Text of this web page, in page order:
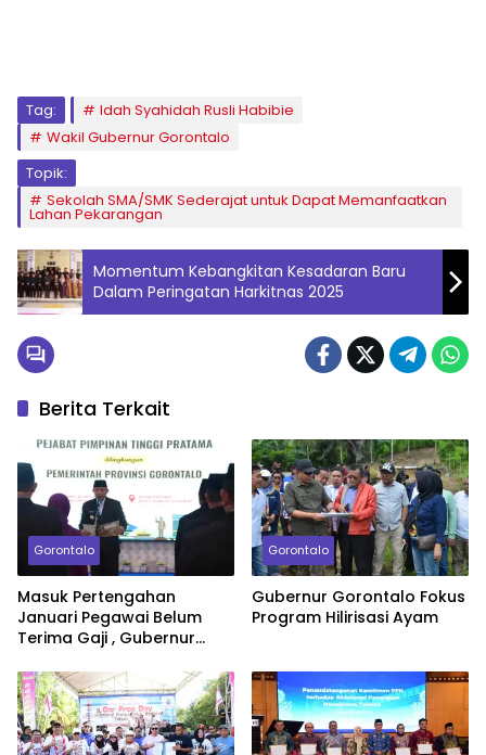
Tag:
Idah Syahidah Rusli Habibie
Wakil Gubernur Gorontalo
Topik:
Sekolah SMA/SMK Sederajat untuk Dapat Memanfaatkan
Lahan Pekarangan
Momentum Kebangkitan Kesadaran Baru
Dalam Peringatan Harkitnas 2025
Berita Terkait
Gorontalo
Masuk Pertengahan
Januari Pegawai Belum
Terima Gaji , Gubernur
Gorontalo
Gubernur Gorontalo Fokus
Program Hilirisasi Ayam